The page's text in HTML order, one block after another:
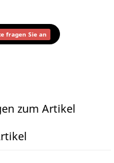
fragen Sie an
zum Artikel